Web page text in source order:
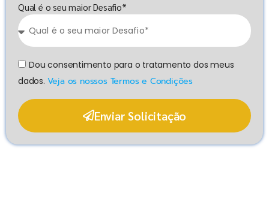
Qual é o seu maior Desafio*
Dou consentimento para o tratamento dos meus
dados. Veja os nossos Termos e Condições
Enviar Solicitação